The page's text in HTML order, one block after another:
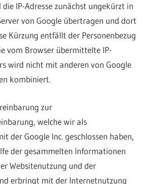
IP-Adresse zunächst ungekürzt in
von Google übertragen und dort
Kürzung entfällt der Personenbezug
vom Browser übermittelte IP-
wird nicht mit anderen von Google
kombiniert.
zur
welche wir als
der Google Inc. geschlossen haben,
der gesammelten Informationen
Websitenutzung und der
erbringt mit der Internetnutzung